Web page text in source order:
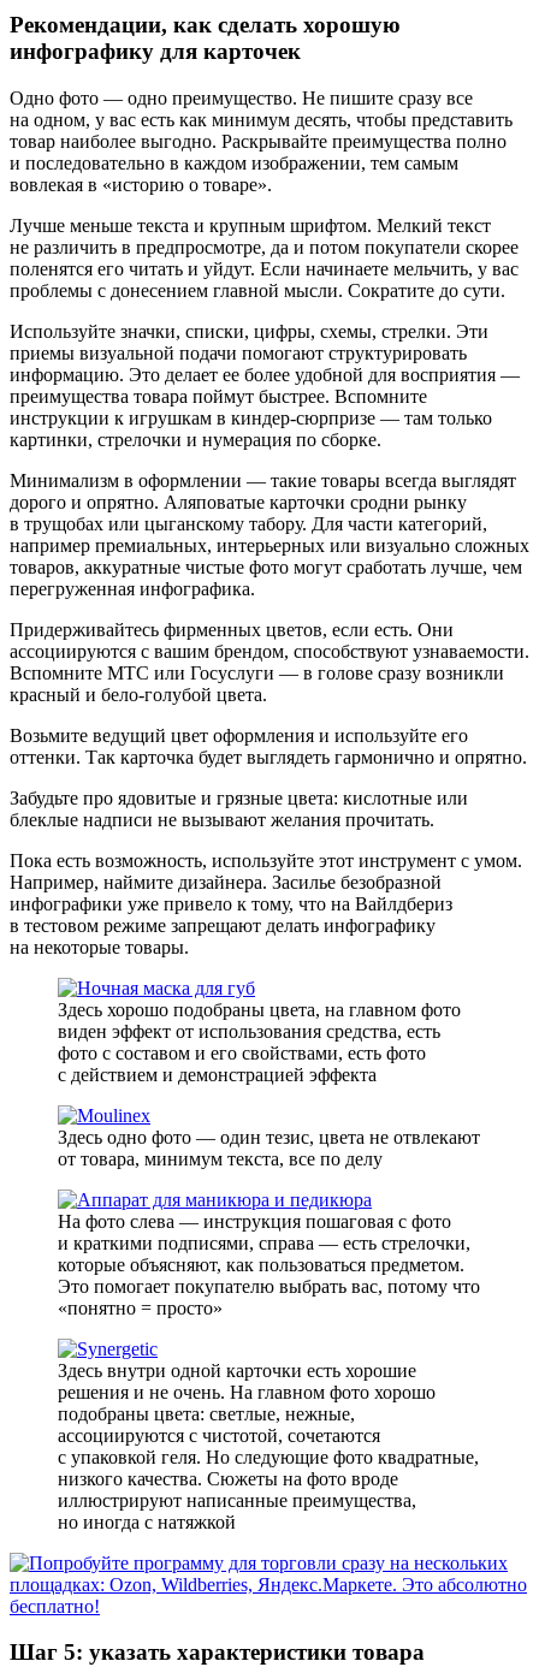
Рекомендации, как сделать хорошую
инфографику для карточек
Одно фото — одно преимущество. Не пишите сразу все
на одном, у вас есть как минимум десять, чтобы представить
товар наиболее выгодно. Раскрывайте преимущества полно
и последовательно в каждом изображении, тем самым
вовлекая в «историю о товаре».
Лучше меньше текста и крупным шрифтом. Мелкий текст
не различить в предпросмотре, да и потом покупатели скорее
поленятся его читать и уйдут. Если начинаете мельчить, у вас
проблемы с донесением главной мысли. Сократите до сути.
Используйте значки, списки, цифры, схемы, стрелки. Эти
приемы визуальной подачи помогают структурировать
информацию. Это делает ее более удобной для восприятия —
преимущества товара поймут быстрее. Вспомните
инструкции к игрушкам в киндер‑сюрпризе — там только
картинки, стрелочки и нумерация по сборке.
Минимализм в оформлении — такие товары всегда выглядят
дорого и опрятно. Аляповатые карточки сродни рынку
в трущобах или цыганскому табору. Для части категорий,
например премиальных, интерьерных или визуально сложных
товаров, аккуратные чистые фото могут сработать лучше, чем
перегруженная инфографика.
Придерживайтесь фирменных цветов, если есть. Они
ассоциируются с вашим брендом, способствуют узнаваемости.
Вспомните МТС или Госуслуги — в голове сразу возникли
красный и бело‑голубой цвета.
Возьмите ведущий цвет оформления и используйте его
оттенки. Так карточка будет выглядеть гармонично и опрятно.
Забудьте про ядовитые и грязные цвета: кислотные или
блеклые надписи не вызывают желания прочитать.
Пока есть возможность, используйте этот инструмент с умом.
Например, наймите дизайнера. Засилье безобразной
инфографики уже привело к тому, что на Вайлдбериз
в тестовом режиме запрещают делать инфографику
на некоторые товары.
Здесь хорошо подобраны цвета, на главном фото
виден эффект от использования средства, есть
фото с составом и его свойствами, есть фото
с действием и демонстрацией эффекта
Здесь одно фото — один тезис, цвета не отвлекают
от товара, минимум текста, все по делу
На фото слева — инструкция пошаговая с фото
и краткими подписями, справа — есть стрелочки,
которые объясняют, как пользоваться предметом.
Это помогает покупателю выбрать вас, потому что
«понятно = просто»
Здесь внутри одной карточки есть хорошие
решения и не очень. На главном фото хорошо
подобраны цвета: светлые, нежные,
ассоциируются с чистотой, сочетаются
с упаковкой геля. Но следующие фото квадратные,
низкого качества. Сюжеты на фото вроде
иллюстрируют написанные преимущества,
но иногда с натяжкой
Шаг 5: указать характеристики товара